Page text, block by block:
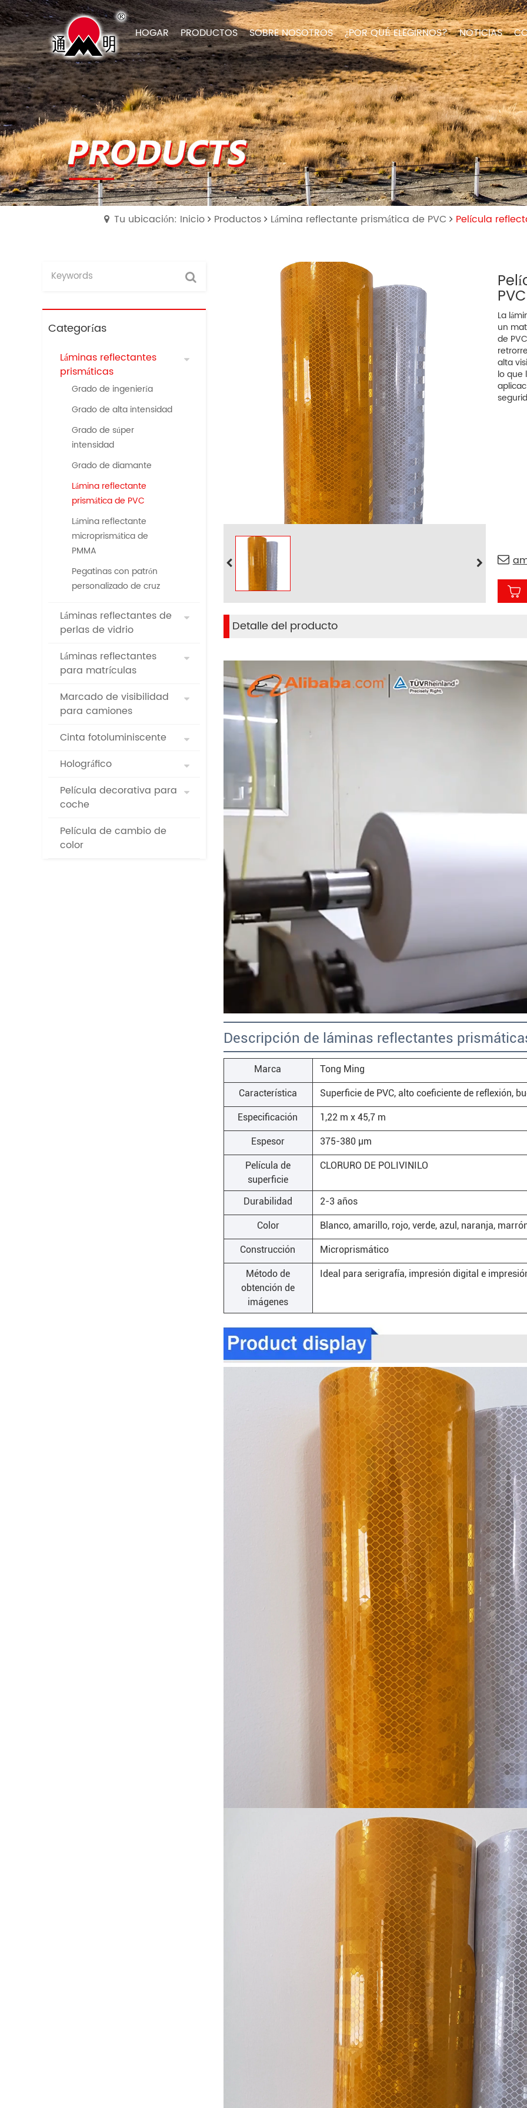
HOGAR PRODUCTOS SOBRE NOSOTROS ¿POR QUÉ ELEGIRNOS? NOTICIAS
Tu ubicación: Inicio Productos Lámina reflectante prismática de PVC Película
Categorías
Láminas reflectantes
prismáticas
Grado de ingeniería
Grado de alta intensidad
Grado de súper
intensidad
Grado de diamante
Lámina reflectante
prismática de PVC
Lámina reflectante
microprismática de
PMMA
Pegatinas con patrón
personalizado de cruz
Láminas reflectantes de
perlas de vidrio
Láminas reflectantes
para matrículas
Marcado de visibilidad
para camiones
Cinta fotoluminiscente
Holográfico
Película decorativa para
coche
Película de cambio de
color
La
un
de
alta
lo que
Detalle del producto
Descripción de láminas reflectantes
Marca Tong Ming
Característica Superficie de PVC, alto coeficiente de reflexión,
Especificación 1,22 m x 45,7 m
Espesor 375-380 μm
Película de
superficie
CLORURO DE POLIVINILO
Durabilidad 2-3 años
Color Blanco, amarillo, rojo, verde, azul, naranja,
Construcción Microprismático
Método de
obtención de
imágenes
Ideal para serigrafía, impresión digital e